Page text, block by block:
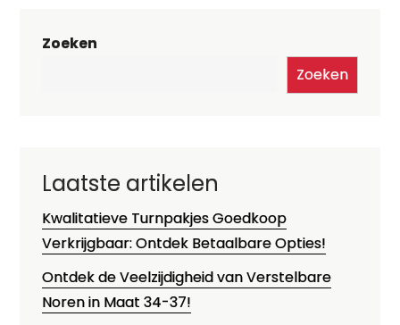
Zoeken
Zoeken
Laatste artikelen
Kwalitatieve Turnpakjes Goedkoop
Verkrijgbaar: Ontdek Betaalbare Opties!
Ontdek de Veelzijdigheid van Verstelbare
Noren in Maat 34-37!